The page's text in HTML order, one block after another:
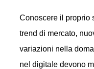
Conoscere il proprio
trend di mercato,
variazioni nella
nel digitale devono